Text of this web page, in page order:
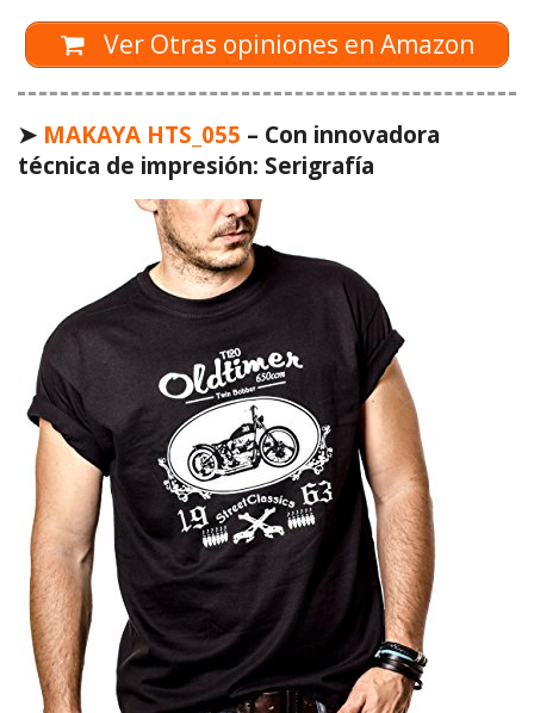
Ver Otras opiniones en Amazon
➤ MAKAYA HTS_055 – Con innovadora
técnica de impresión: Serigrafía